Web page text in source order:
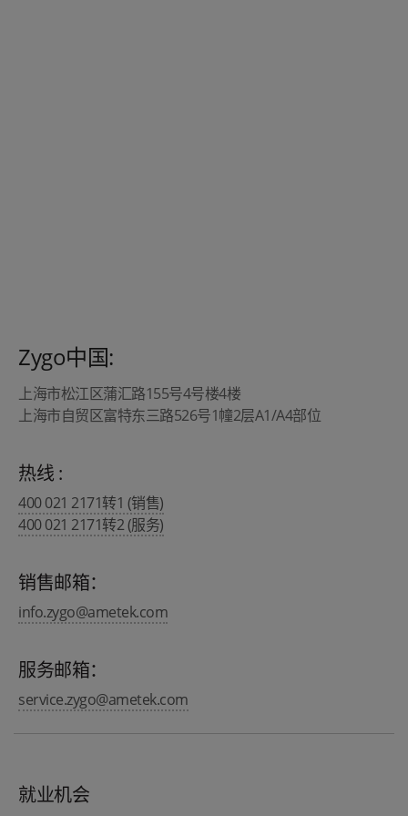
Zygo中国:
上海市松江区蒲汇路155号4号楼4楼
上海市自贸区富特东三路526号1幢2层A1/A4部位
热线 :
400 021 2171转1 (销售)
400 021 2171转2 (服务)
销售邮箱：
info.zygo@ametek.com
服务邮箱：
service.zygo@ametek.com
就业机会